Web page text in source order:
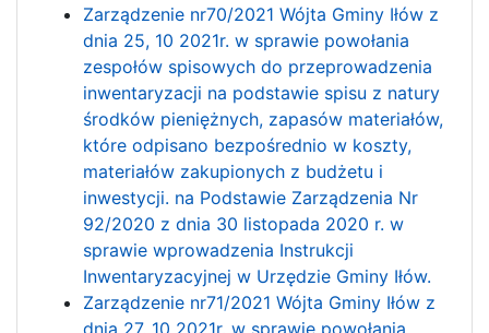
Zarządzenie nr70/2021 Wójta Gminy Iłów z
dnia 25, 10 2021r. w sprawie powołania
zespołów spisowych do przeprowadzenia
inwentaryzacji na podstawie spisu z natury
środków pieniężnych, zapasów materiałów,
które odpisano bezpośrednio w koszty,
materiałów zakupionych z budżetu i
inwestycji. na Podstawie Zarządzenia Nr
92/2020 z dnia 30 listopada 2020 r. w
sprawie wprowadzenia Instrukcji
Inwentaryzacyjnej w Urzędzie Gminy Iłów.
Zarządzenie nr71/2021 Wójta Gminy Iłów z
dnia 27, 10 2021r. w sprawie powołania